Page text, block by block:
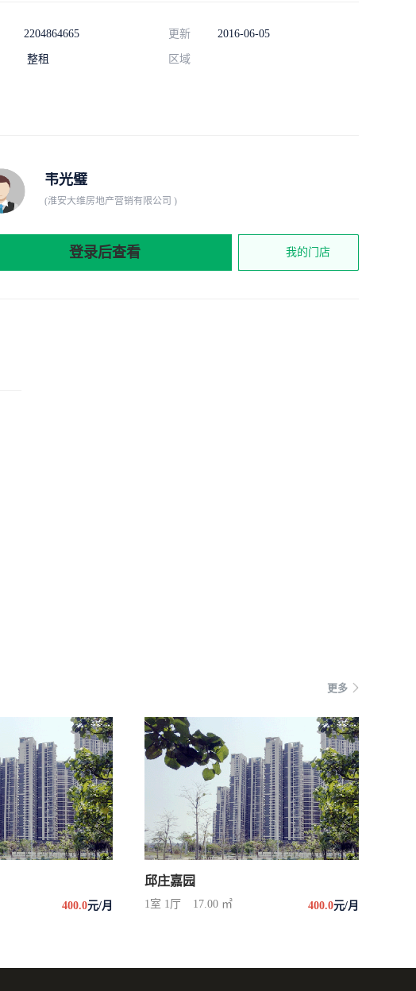
2204864665 更新 2016-06-05
整租 区域
韦光璧
(淮安大维房地产营销有限公司 )
我的门店
登录后查看
更多
400.0元/月
邱庄嘉园
1室 1厅 17.00 ㎡ 400.0元/月